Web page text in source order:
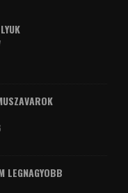
LEGNAGYOBB